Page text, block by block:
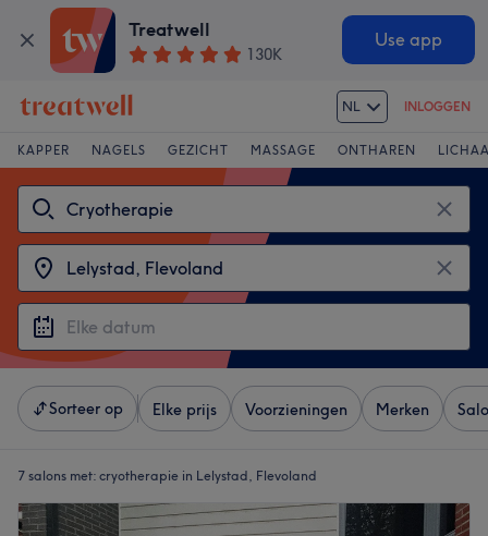
Treatwell
130K
Use app
NL INLOGGEN
KAPPER NAGELS GEZICHT MASSAGE ONTHAREN
Sorteer op Elke prijs Voorzieningen Merken
7 salons met: cryotherapie in Lelystad, Flevoland